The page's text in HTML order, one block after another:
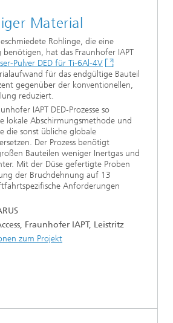
Material
Rohlinge, die eine
benötigen, hat das Fraunhofer IAPT
Pulver DED für Ti-6Al-4V
für das endgültige Bauteil
gegenüber der konventionellen,
reduziert.
IAPT DED-Prozesse so
lokale Abschirmungsmethode und
die sonst übliche globale
Der Prozess benötigt
Bauteilen weniger Inertgas und
Mit der Düse gefertigte Proben
der Bruchdehnung auf 13
Anforderungen
Fraunhofer IAPT, Leistritz
zum Projekt